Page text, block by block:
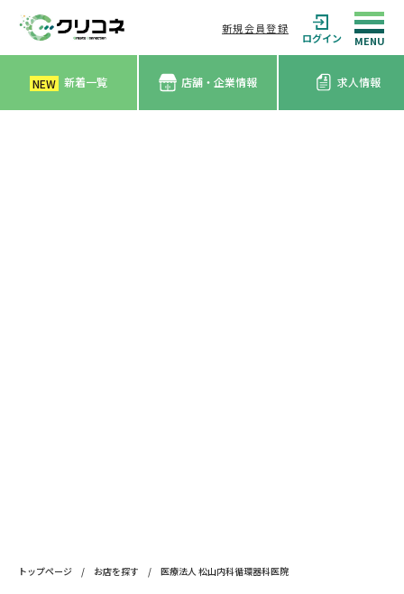
新規会員登録
ログイン
NEW 新着一覧 店舗・企業情報 求人情報
トップページ / お店を探す / 医療法人 松山内科循環器科医院